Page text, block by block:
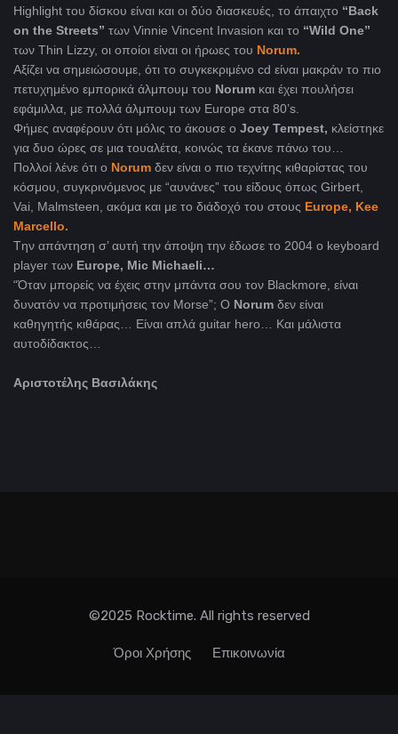
Highlight του δίσκου είναι και οι δύο διασκευές, το άπαιχτο “Back
on the Streets” των Vinnie Vincent Invasion και το “Wild One”
των Thin Lizzy, οι οποίοι είναι οι ήρωες του Norum.
Αξίζει να σημειώσουμε, ότι το συγκεκριμένο cd είναι μακράν το πιο
πετυχημένο εμπορικά άλμπουμ του Norum και έχει πουλήσει
εφάμιλλα, με πολλά άλμπουμ των Europe στα 80’s.
Φήμες αναφέρουν ότι μόλις το άκουσε ο Joey Tempest, κλείστηκε
για δυο ώρες σε μια τουαλέτα, κοινώς τα έκανε πάνω του…
Πολλοί λένε ότι ο Norum δεν είναι ο πιο τεχνίτης κιθαρίστας του
κόσμου, συγκρινόμενος με “αυνάνες” του είδους όπως Girbert,
Vai, Malmsteen, ακόμα και με το διάδοχό του στους Europe, Kee
Marcello.
Tην απάντηση σ’ αυτή την άποψη την έδωσε το 2004 ο keyboard
player των Europe, Mic Michaeli…
“Όταν μπορείς να έχεις στην μπάντα σου τον Blackmore, είναι
δυνατόν να προτιμήσεις τον Morse”; Ο Norum δεν είναι
καθηγητής κιθάρας… Είναι απλά guitar hero… Και μάλιστα
αυτοδίδακτος…
Αριστοτέλης Βασιλάκης
©2025 Rocktime. All rights reserved
Όροι Χρήσης Επικοινωνία